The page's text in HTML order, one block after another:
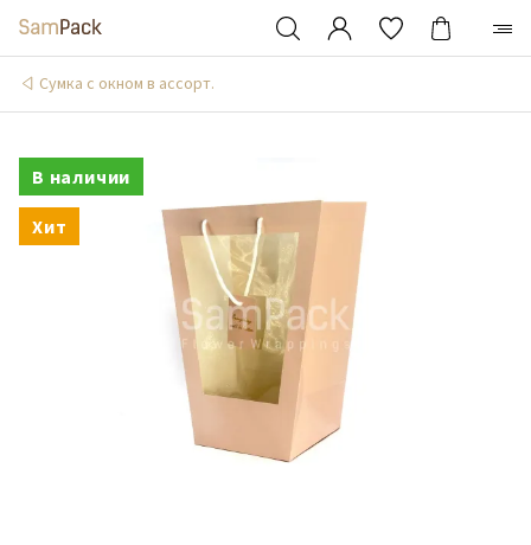
Сумка с окном в ассорт.
В наличии
Хит